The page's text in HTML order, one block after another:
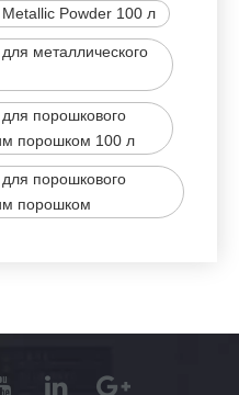
Powder 100 л
металлического
порошкового
порошком 100 л
порошкового
порошком